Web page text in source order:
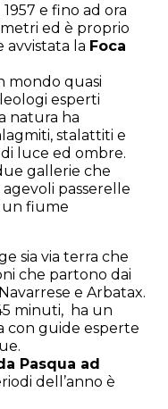
e fino ad ora
ed è proprio
avvistata la Foca
mondo quasi
esperti
natura ha
stalattiti e
luce ed ombre.
gallerie che
passerelle
un fiume
sia via terra che
che partono dai
e Arbatax.
minuti, ha un
con guide esperte
Pasqua ad
dell’anno è